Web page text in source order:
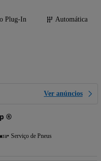
Plug-In
Automática
Ver anúncios
®
Serviço de Pneus